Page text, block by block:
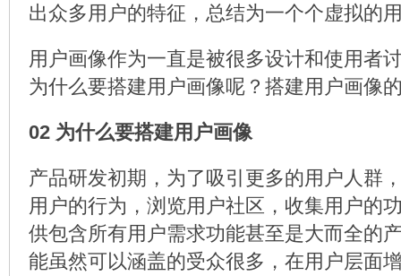
出众多用户的特征，总结为一个个虚拟的
用户画像作为一直是被很多设计和使用者
为什么要搭建用户画像呢？搭建用户画像
02 为什么要搭建用户画像
产品研发初期，为了吸引更多的用户人群
用户的行为，浏览用户社区，收集用户的
供包含所有用户需求功能甚至是大而全的
能虽然可以涵盖的受众很多，在用户层面